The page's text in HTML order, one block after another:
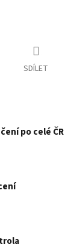
SDÍLET
po celé ČR